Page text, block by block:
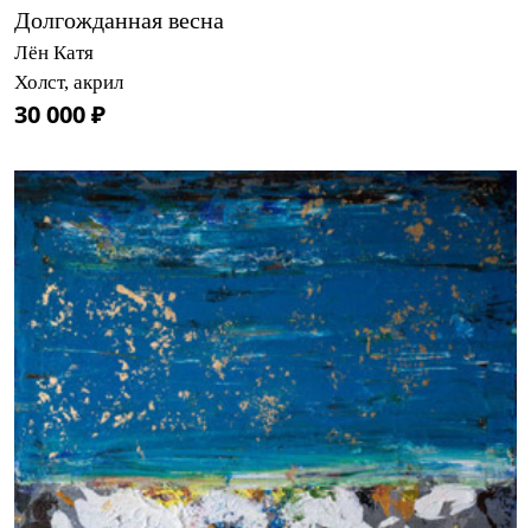
Долгожданная весна
Лён Катя
Холст, акрил
30 000 ₽